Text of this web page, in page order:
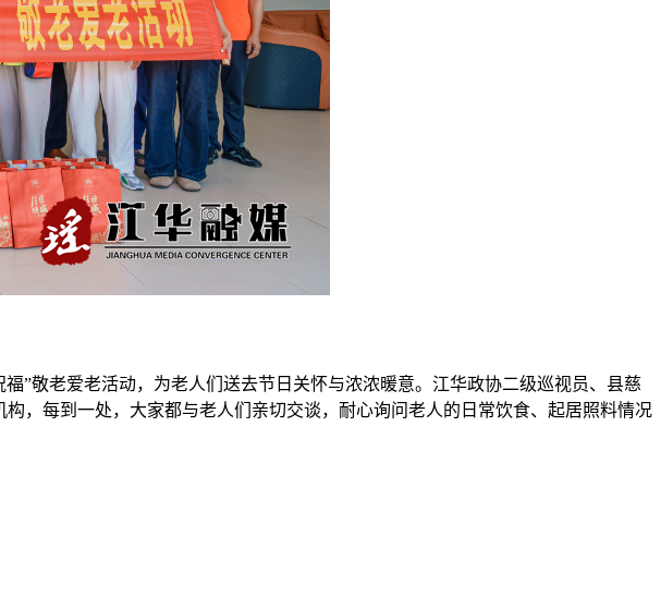
”敬老爱老活动，为老人们送去节日关怀与浓浓暖意。江华政协二级巡视员、县慈
，每到一处，大家都与老人们亲切交谈，耐心询问老人的日常饮食、起居照料情况